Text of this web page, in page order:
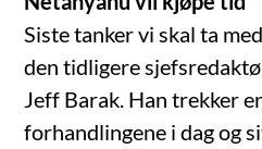
Siste tanker vi skal ta
den tidligere
Jeff Barak. Han trekker
forhandlingene i dag og